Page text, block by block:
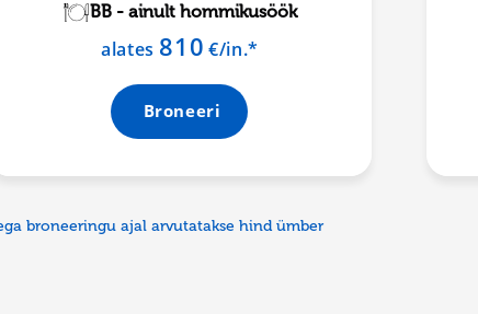
BB - ainult hommikusöök
alates 810 €/in.*
Broneeri
broneeringu ajal arvutatakse hind ümber